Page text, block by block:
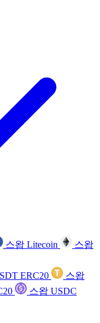
스왑 Litecoin
스왑
ERC20
스왑
스왑 USDC